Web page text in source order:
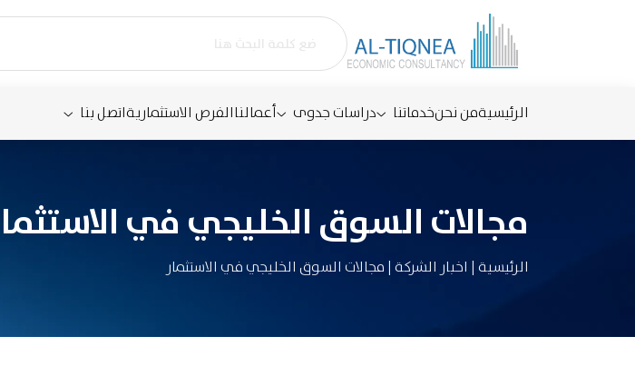
الرئيسيةمن نحنخدماتنا دراسات جدوى أعمالناالفرص الاستثماريةاتصل بنا
مجالات السوق الخليجي في
الرئيسية | اخبار الشركة | مجالات السوق الخليجي في الاستثمار